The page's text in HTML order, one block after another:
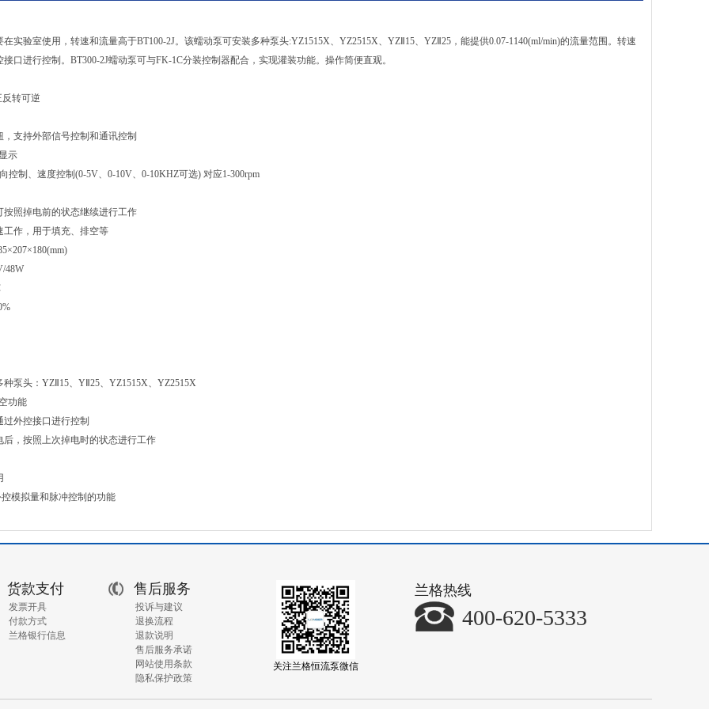
在实验室使用，转速和流量高于BT100-2J。该蠕动泵可安装多种泵头:YZ1515X、YZ2515X、YZⅡ15、YZⅡ25，能提供0.07-1140(ml/min)的流量范围。转速
口进行控制。BT300-2J蠕动泵可与FK-1C分装控制器配合，实现灌装功能。操作简便直观。
反转可逆
支持外部信号控制和通讯控制
示
控制、速度控制(0-5V、0-10V、0-10KHZ可选) 对应1-300rpm
照掉电前的状态继续进行工作
作，用于填充、排空等
48W
种泵头：YZⅡ15、YⅡ25、YZ1515X、YZ2515X
功能
外控接口进行控制
，按照上次掉电时的状态进行工作
模拟量和脉冲控制的功能
货款支付
发票开具
付款方式
兰格银行信息
售后服务
投诉与建议
退换流程
退款说明
售后服务承诺
网站使用条款
隐私保护政策
关注兰格恒流泵微信
兰格热线
400-620-5333